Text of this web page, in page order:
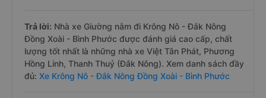
Trả lời: Nhà xe Giường nằm đi Krông Nô - Đắk Nông
Đồng Xoài - Bình Phước được đánh giá cao cấp, chất
lượng tốt nhất là những nhà xe Việt Tân Phát, Phương
Hồng Linh, Thanh Thuỷ (Đắk Nông). Xem danh sách đầy
đủ: Xe Krông Nô - Đắk Nông Đồng Xoài - Bình Phước